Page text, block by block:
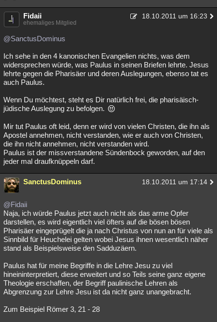
Fidaii 18.10.2011 um 16:23
ehemaliges Mitglied
@SanctusDominus
Ich sehe in den 4 kanonischen Evangelien nichts, was dem
widersprechen würde, was Paulus in seinen Briefen lehrte. Jesus
lehrte gegen die Pharisäer und deren Auslegungen, ebenso tat es
auch Paulus.
Wenn Du möchtest, steht es Dir natürlich frei, die pharisäisch-
jüdische Auslegung zu befolgen.
Mir tut Paulus oft leid, denn er wird von vielen Christen, die ihn als
Apostel annehmen, nicht verstanden, wie er auch von Christen,
die ihn nicht annehmen, nicht verstanden wird.
Paulus ist der missverstandene Sündenbock geworden, auf den
jeder mal draufknüppeln darf.
SanctusDominus 18.10.2011 um 17:14
@Fidaii
Naja, ich würde Paulus jetzt auch nicht als das arme Opfer
darstellen, es wird eigentlich viel öfters auf die bösen bösen
Pharisäer eingeprügelt die ja nach Christus von nun an für viele als
Sinnbild für Heuchelei gelten wobei Jesus ihnen wesentlich näher
stand als Beispielsweise den Sadduzäern.
Paulus hat für meine Begriffe in die Lehre Jesu zu viel
hineininterpretiert, diese erweitert und so Teils seine ganz eigene
Theologie erschaffen, der Begriff paulinische Lehren als
Abgrenzung zur Lehre Jesu ist da nicht ganz unangebracht.
Zum Beispiel Römer 3, 21 - 28